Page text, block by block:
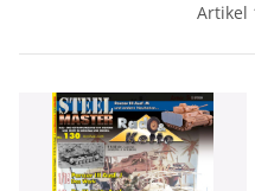
Artikel